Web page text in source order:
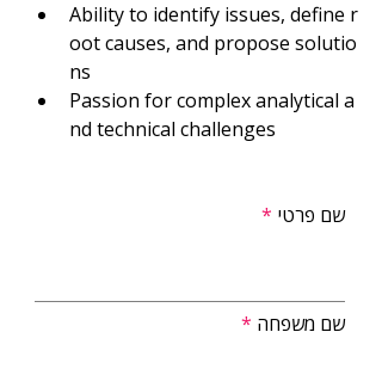
Ability to identify issues, define r
oot causes, and propose solutio
ns
Passion for complex analytical a
nd technical challenges
שם פרטי
שם משפחה